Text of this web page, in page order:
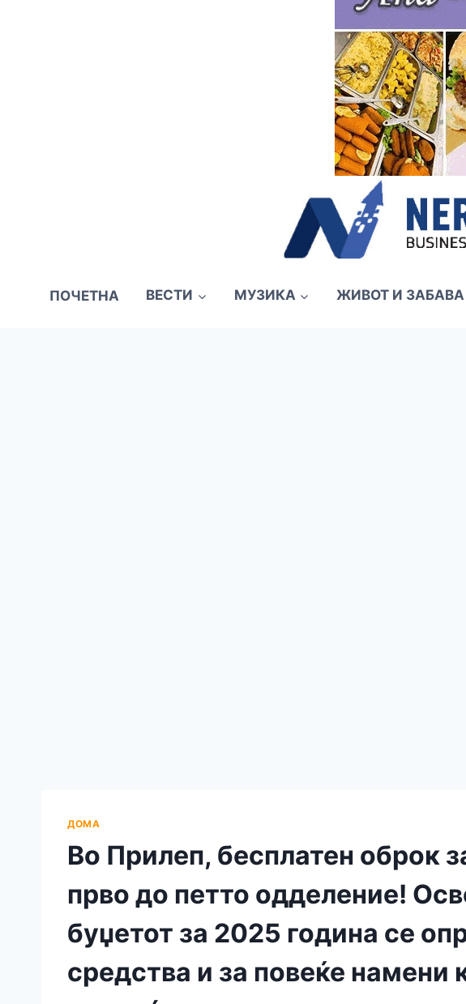
ПОЧЕТНА ВЕСТИ МУЗИКА ЖИВОТ И ЗАБАВА
ДОМА
Во Прилеп, бесплатен оброк
прво до петто одделение!
буџетот за 2025 година се
средства и за повеќе намени